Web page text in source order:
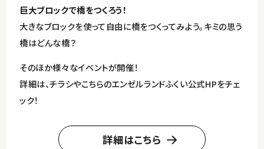
巨大ブロックで橋をつくろう！
大きなブロックを使って自由に橋をつくってみよう。キミの思う
橋はどんな橋？
そのほか様々なイベントが開催！
詳細は、チラシやこちらのエンゼルランドふくい公式HPをチェ
ック！
詳細はこちら